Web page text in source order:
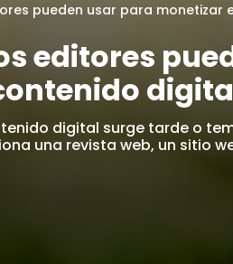
pueden usar para monetizar
editores
digital surge tarde o
una revista web, un sitio